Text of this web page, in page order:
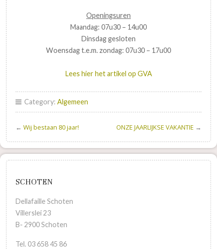
Openingsuren
Maandag: 07u30 – 14u00
Dinsdag gesloten
Woensdag t.e.m. zondag: 07u30 – 17u00
Lees hier het artikel op GVA
Category: Algemeen
← Wij bestaan 80 jaar! ONZE JAARLIJKSE VAKANTIE →
SCHOTEN
Dellafaille Schoten
Villerslei 23
B- 2900 Schoten
Tel. 03 658 45 86